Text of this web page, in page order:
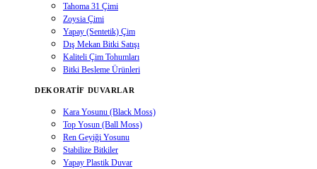
Tahoma 31 Çimi
Zoysia Çimi
Yapay (Sentetik) Çim
Dış Mekan Bitki Satışı
Kaliteli Çim Tohumları
Bitki Besleme Ürünleri
DEKORATIF DUVARLAR
Kara Yosunu (Black Moss)
Top Yosun (Ball Moss)
Ren Geyiği Yosunu
Stabilize Bitkiler
Yapay Plastik Duvar